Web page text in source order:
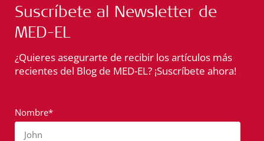
Suscríbete al Newsletter de
MED-EL
¿Quieres asegurarte de recibir los artículos más
recientes del Blog de MED-EL? ¡Suscríbete ahora!
Nombre*
John